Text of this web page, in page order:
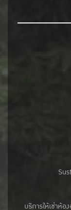
บริการให้เช่าห้